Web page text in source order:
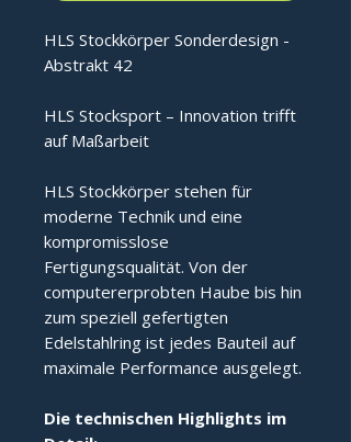
HLS Stockkörper Sonderdesign -
Abstrakt 42
HLS Stocksport – Innovation trifft
auf Maßarbeit
HLS Stockkörper stehen für
moderne Technik und eine
kompromisslose
Fertigungsqualität. Von der
computererprobten Haube bis hin
zum speziell gefertigten
Edelstahlring ist jedes Bauteil auf
maximale Performance ausgelegt.
Die technischen Highlights im